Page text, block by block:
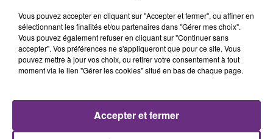
Vous pouvez accepter en cliquant sur "Accepter et fermer", ou affiner en
sélectionnant les finalités et/ou partenaires dans "Gérer mes choix".
Vous pouvez également refuser en cliquant sur "Continuer sans
accepter". Vos préférences ne s'appliqueront que pour ce site. Vous
pouvez mettre à jour vos choix, ou retirer votre consentement à tout
moment via le lien "Gérer les cookies" situé en bas de chaque page.
Accepter et fermer